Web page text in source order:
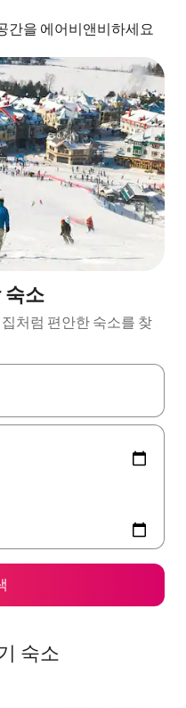
간을 에어비앤비하세요
숙소
처럼 편안한 숙소를 찾
사용하거나 터치 또는 스와이
숙소